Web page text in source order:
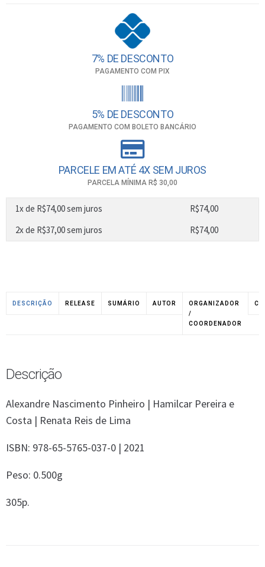
7% DE DESCONTO
PAGAMENTO COM PIX
5% DE DESCONTO
PAGAMENTO COM BOLETO BANCÁRIO
PARCELE EM ATÉ 4X SEM JUROS
PARCELA MÍNIMA R$ 30,00
1x de R$74,00sem juros R$74,00
2x de R$37,00sem juros R$74,00
DESCRIÇÃO RELEASE SUMÁRIO AUTOR
ORGANIZADOR
/
COORDENADOR
Descrição
Alexandre Nascimento Pinheiro | Hamilcar Pereira e
Costa | Renata Reis de Lima
ISBN: 978-65-5765-037-0 | 2021
Peso: 0.500g
305p.